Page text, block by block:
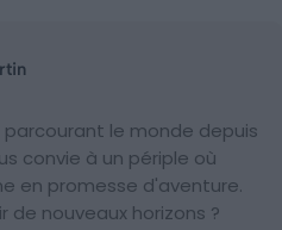
le monde depuis
convie à un périple où
en promesse d'aventure.
de nouveaux horizons ?